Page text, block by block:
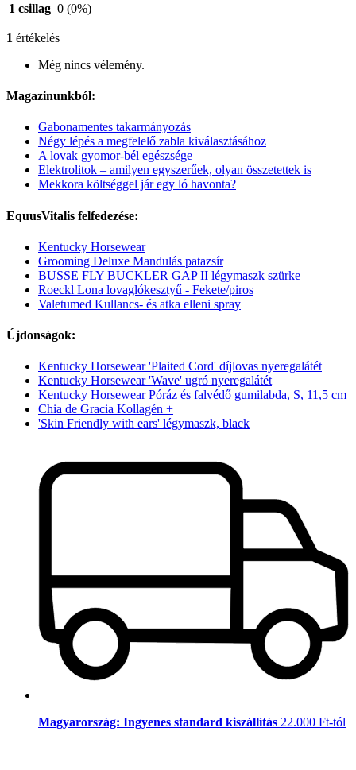
1 csillag 0 (0%)
1 értékelés
Még nincs vélemény.
Magazinunkból:
Gabonamentes takarmányozás
Négy lépés a megfelelő zabla kiválasztásához
A lovak gyomor-bél egészsége
Elektrolitok – amilyen egyszerűek, olyan összetettek is
Mekkora költséggel jár egy ló havonta?
EquusVitalis felfedezése:
Kentucky Horsewear
Grooming Deluxe Mandulás patazsír
BUSSE FLY BUCKLER GAP II légymaszk szürke
Roeckl Lona lovaglókesztyű - Fekete/piros
Valetumed Kullancs- és atka elleni spray
Újdonságok:
Kentucky Horsewear 'Plaited Cord' díjlovas nyeregalátét
Kentucky Horsewear 'Wave' ugró nyeregalátét
Kentucky Horsewear Póráz és falvédő gumilabda, S, 11,5 cm
Chia de Gracia Kollagén +
'Skin Friendly with ears' légymaszk, black
Magyarország: Ingyenes standard kiszállítás 22.000 Ft-tól